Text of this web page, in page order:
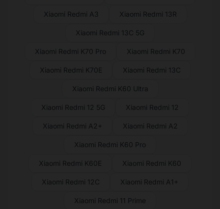
Xiaomi Redmi A3 Xiaomi Redmi 13R
Xiaomi Redmi 13C 5G
Xiaomi Redmi K70 Pro Xiaomi Redmi K70
Xiaomi Redmi K70E Xiaomi Redmi 13C
Xiaomi Redmi K60 Ultra
Xiaomi Redmi 12 5G Xiaomi Redmi 12
Xiaomi Redmi A2+ Xiaomi Redmi A2
Xiaomi Redmi K60 Pro
Xiaomi Redmi K60E Xiaomi Redmi K60
Xiaomi Redmi 12C Xiaomi Redmi A1+
Xiaomi Redmi 11 Prime